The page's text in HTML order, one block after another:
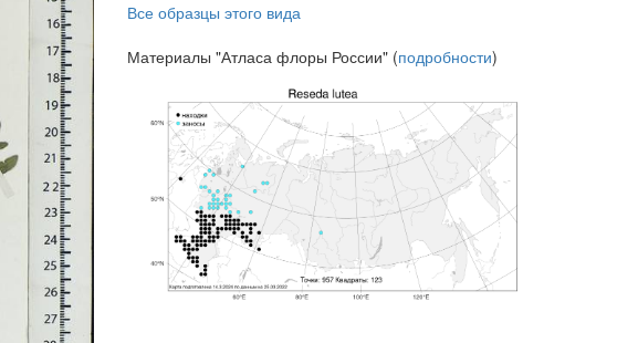
Все образцы этого вида
Материалы "Атласа флоры России" (подробности)